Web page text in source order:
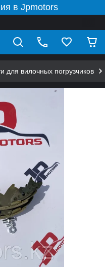
в Jpmotors
для вилочных погрузчиков